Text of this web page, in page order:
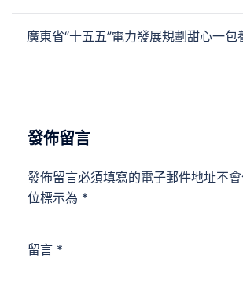
廣東省“十五五”電力發展規劃甜心一包
發佈留言
發佈留言必須填寫的電子郵件地址不會
位標示為 *
留言 *